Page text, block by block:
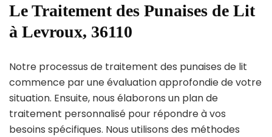
Le Traitement des Punaises de Lit
à Levroux, 36110
Notre processus de traitement des punaises de lit
commence par une évaluation approfondie de votre
situation. Ensuite, nous élaborons un plan de
traitement personnalisé pour répondre à vos
besoins spécifiques. Nous utilisons des méthodes